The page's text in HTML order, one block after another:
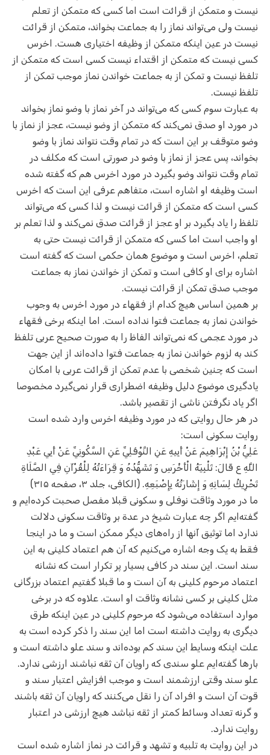
نیست و متمکن از قرائت است اما کسی که متمکن از تعلم
نیست ولی می‌تواند نماز را به جماعت بخواند، متمکن از قرائت
نیست در عین اینکه متمکن از وظیفه اختیاری هست. اخرس
کسی نیست که متمکن از اقتداء نیست کسی است که متمکن از
تلفظ نیست و تمکن از به جماعت خواندن نماز موجب تمکن از
تلفظ نیست.
به عبارت سوم کسی که می‌تواند در آخر نماز با وضو نماز بخواند
در مورد او صدق نمی‌کند که متمکن از وضو نیست، عجز از نماز با
وضو متوقف بر این است که در تمام وقت نتواند نماز با وضو
بخواند، پس عجز از نماز با وضو در صورتی است که مکلف در
تمام وقت نتواند وضو بگیرد در مورد اخرس هم که گفته شده
است وظیفه او اشاره است، متفاهم عرفی این است که اخرس
کسی است که متمکن از قرائت نیست و لذا کسی که می‌تواند
تلفظ را یاد بگیرد بر او عجز از قرائت صدق نمی‌کند و لذا تعلم بر
او واجب است اما کسی که متمکن از قرائت نیست حتی به
تعلم، اخرس است و موضوع همان حکمی است که گفته است
اشاره برای او کافی است و تمکن از خواندن نماز به جماعت
موجب صدق تمکن از قرائت نیست.
بر همین اساس هیچ کدام از فقهاء در مورد اخرس به وجوب
خواندن نماز به جماعت فتوا نداده است. اما اینکه برخی فقهاء
در مورد عجمی که نمی‌تواند الفاظ را به صورت صحیح عربی تلفظ
کند به لزوم خواندن نماز به جماعت فتوا داده‌اند از این جهت
است که چنین شخصی با عدم تمکن از قرائت عربی با امکان
یادگیری موضوع دلیل وظیفه اضطراری قرار نمی‌گیرد مخصوصا
اگر یاد نگرفتن ناشی از تقصیر باشد.
در هر حال روایتی که در مورد وظیفه اخرس وارد شده است
روایت سکونی است:
عَلِيُّ بْنُ إِبْرَاهِيمَ عَنْ أَبِيهِ عَنِ النَّوْفَلِيِّ عَنِ السَّكُونِيِّ عَنْ أَبِي عَبْدِ
اللَّهِ ع قَالَ: تَلْبِيَةُ الْأَخْرَسِ وَ تَشَهُّدُهُ وَ قِرَاءَتُهُ لِلْقُرْآنِ فِي الصَّلَاةِ
تَحْرِيكُ لِسَانِهِ وَ إِشَارَتُهُ بِإِصْبَعِهِ. (الکافی، جلد ۳، صفحه ۳۱۵)
ما در مورد وثاقت نوفلی و سکونی قبلا مفصل صحبت کرده‌ایم و
گفته‌ایم اگر چه عبارت شیخ در عدة بر وثاقت سکونی دلالت
ندارد اما توثیق آنها از راه‌های دیگر ممکن است و ما در اینجا
فقط به یک وجه اشاره می‌کنیم که آن هم اعتماد کلینی به این
سند است. این سند در کافی بسیار پر تکرار است که نشانه
اعتماد مرحوم کلینی به آن است و ما قبلا گفتیم اعتماد بزرگانی
مثل کلینی بر کسی نشانه وثاقت او است. علاوه که در برخی
موارد استفاده می‌شود که مرحوم کلینی در عین اینکه طرق
دیگری به روایت داشته است اما این سند را ذکر کرده است به
علت اینکه وسایط این سند کم بوده‌اند و سند علو داشته است و
بارها گفته‌ایم علو سندی که راویان آن ثقه نباشند ارزشی ندارد.
علو سند وقتی ارزشمند است و موجب افزایش اعتبار سند و
قوت آن است و افراد آن را نقل می‌کنند که راویان آن ثقه باشند
و گرنه تعداد وسائط کمتر از ثقه نباشد هیچ ارزشی در اعتبار
روایت ندارد.
در این روایت به تلبیه و تشهد و قرائت در نماز اشاره شده است